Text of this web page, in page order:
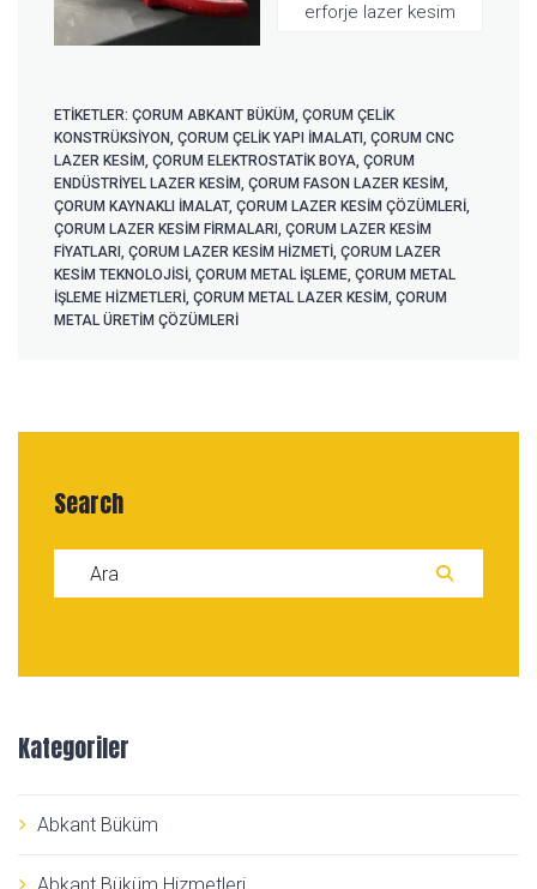
erforje lazer kesim
ETIKETLER: ÇORUM ABKANT BÜKÜM ÇORUM ÇELIK
KONSTRÜKSIYON ÇORUM ÇELIK YAPI IMALATI ÇORUM CNC
LAZER KESIM ÇORUM ELEKTROSTATIK BOYA ÇORUM
ENDÜSTRIYEL LAZER KESIM ÇORUM FASON LAZER KESIM
ÇORUM KAYNAKLI IMALAT, ÇORUM LAZER KESIM ÇÖZÜMLERI
ÇORUM LAZER KESIM FIRMALARI ÇORUM LAZER KESIM
FIYATLARI ÇORUM LAZER KESIM HIZMETI ÇORUM LAZER
KESIM TEKNOLOJISI ÇORUM METAL IŞLEME ÇORUM METAL
IŞLEME HIZMETLERI ÇORUM METAL LAZER KESIM ÇORUM
METAL ÜRETIM ÇÖZÜMLERI
Search
Search for:
Kategoriler
Abkant Büküm